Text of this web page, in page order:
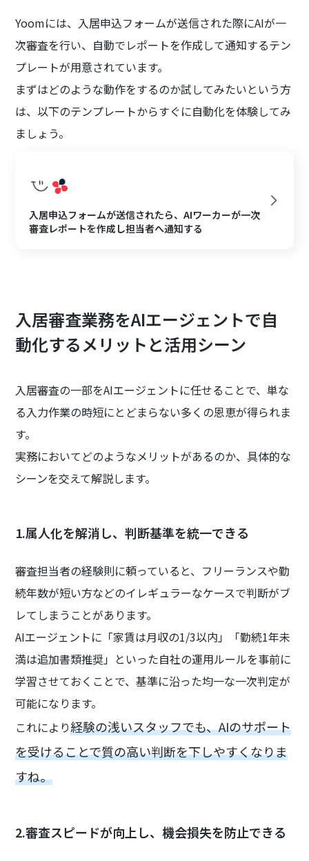
Yoomには、入居申込フォームが送信された際にAIが一
次審査を行い、自動でレポートを作成して通知するテン
プレートが用意されています。
まずはどのような動作をするのか試してみたいという方
は、以下のテンプレートからすぐに自動化を体験してみ
ましょう。
入居申込フォームが送信されたら、AIワーカーが一次
審査レポートを作成し担当者へ通知する
入居審査業務をAIエージェントで自
動化するメリットと活用シーン
入居審査の一部をAIエージェントに任せることで、単な
る入力作業の時短にとどまらない多くの恩恵が得られま
す。
実務においてどのようなメリットがあるのか、具体的な
シーンを交えて解説します。
1.属人化を解消し、判断基準を統一できる
審査担当者の経験則に頼っていると、フリーランスや勤
続年数が短い方などのイレギュラーなケースで判断がブ
レてしまうことがあります。
AIエージェントに「家賃は月収の1/3以内」「勤続1年未
満は追加書類推奨」といった自社の運用ルールを事前に
学習させておくことで、基準に沿った均一な一次判定が
可能になります。
これにより経験の浅いスタッフでも、AIのサポート
を受けることで質の高い判断を下しやすくなりま
すね。
2.審査スピードが向上し、機会損失を防止できる